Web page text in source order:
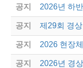
공지 2026년 하
공지 제29회 경
공지 2026 현장
공지 2026년 경